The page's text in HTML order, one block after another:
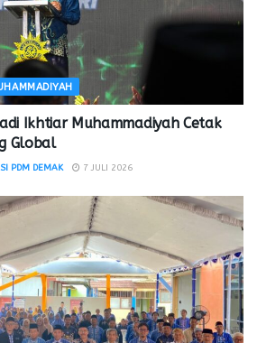
Ikhtiar Muhammadiyah Cetak
Global
PDM DEMAK 7 JULI 2026